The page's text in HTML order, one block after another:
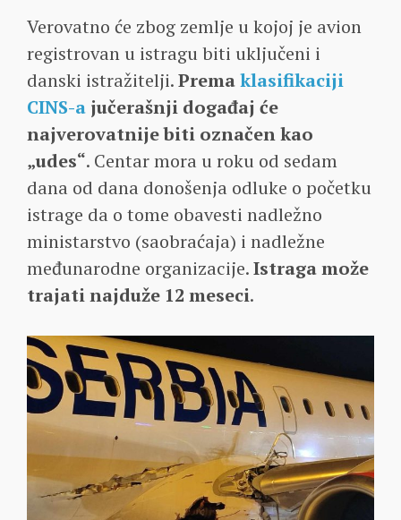
Verovatno će zbog zemlje u kojoj je avion
registrovan u istragu biti uključeni i
danski istražitelji.Premaklasifikaciji
CINS-a jučerašnji događaj će
najverovatnije biti označen kao
„udes“. Centar mora u roku od sedam
dana od dana donošenja odluke o početku
istrage da o tome obavesti nadležno
ministarstvo (saobraćaja) i nadležne
međunarodne organizacije.Istraga može
trajati najduže 12 meseci.